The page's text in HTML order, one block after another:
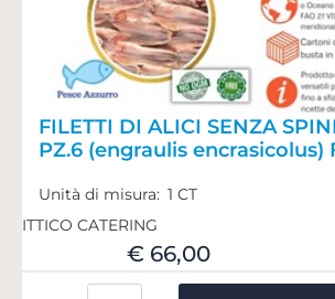
FILETTI DI ALICI SENZA
PZ.6 (engraulis encrasicolus)
Unità di misura: 1 CT
ITTICO CATERING
€ 66,00